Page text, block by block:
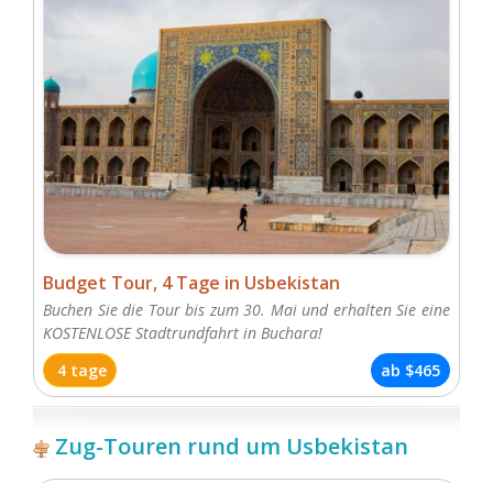
Budget Tour, 4 Tage in Usbekistan
Buchen Sie die Tour bis zum 30. Mai und erhalten Sie eine
KOSTENLOSE Stadtrundfahrt in Buchara!
4 tage
ab $465
Zug-Touren rund um Usbekistan